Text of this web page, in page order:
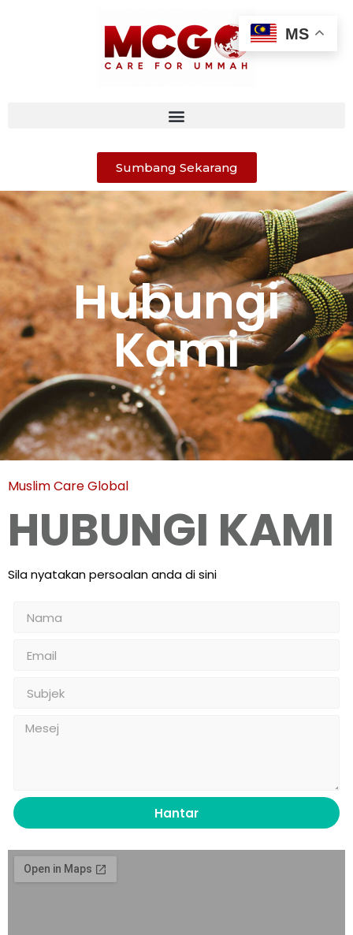
Sumbang Sekarang
Hubungi
Kami
Muslim Care Global
HUBUNGI KAMI
Sila nyatakan persoalan anda di sini
Hantar
MS